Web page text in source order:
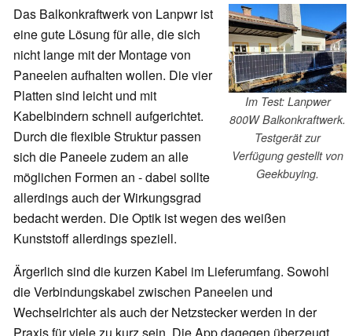
Im Test: Lanpwer
800W Balkonkraftwerk.
Testgerät zur
Verfügung gestellt von
Geekbuying.
Das Balkonkraftwerk von Lanpwr ist
eine gute Lösung für alle, die sich
nicht lange mit der Montage von
Paneelen aufhalten wollen. Die vier
Platten sind leicht und mit
Kabelbindern schnell aufgerichtet.
Durch die flexible Struktur passen
sich die Paneele zudem an alle
möglichen Formen an - dabei sollte
allerdings auch der Wirkungsgrad
bedacht werden. Die Optik ist wegen des weißen
Kunststoff allerdings speziell.
Ärgerlich sind die kurzen Kabel im Lieferumfang. Sowohl
die Verbindungskabel zwischen Paneelen und
Wechselrichter als auch der Netzstecker werden in der
Praxis für viele zu kurz sein. Die App dagegen überzeugt